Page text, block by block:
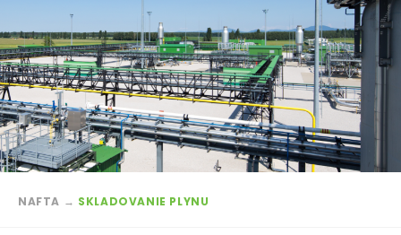
Breadcrumb
NAFTA → SKLADOVANIE PLYNU